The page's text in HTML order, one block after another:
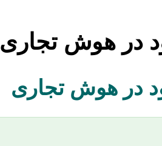
در هوش تجاری
در هوش تجاری